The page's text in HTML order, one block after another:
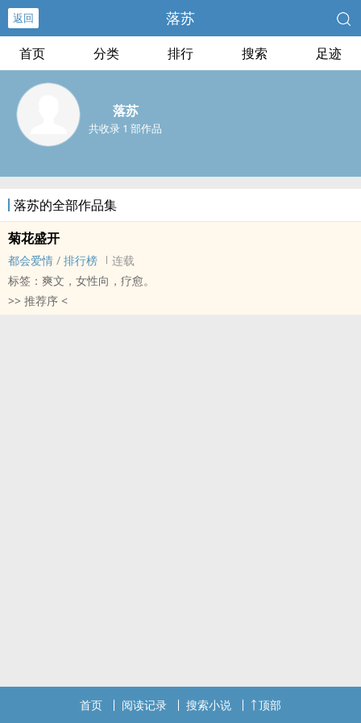
返回 落苏
首页 分类 排行 搜索 足迹
落苏
共收录 1 部作品
落苏的全部作品集
菊花盛开
都会爱情 / 排行榜
连载
标签：爽文，女性向，疗愈。
>> 推荐序 <
首页 阅读记录 搜索小说 顶部